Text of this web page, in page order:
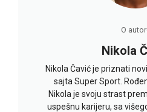
O
Nikola
Nikola Čavić je priznati
sajta Super Sport.
Nikola je svoju strast
uspešnu karijeru, sa